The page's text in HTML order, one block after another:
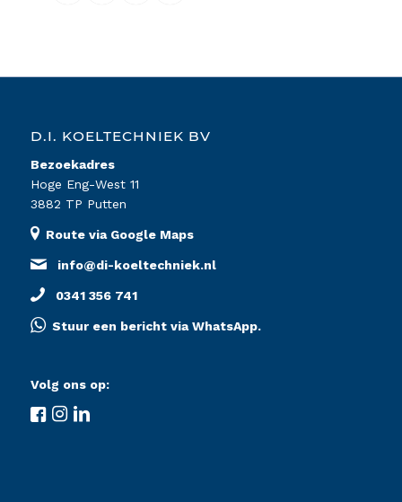
D.I. KOELTECHNIEK BV
Bezoekadres
Hoge Eng-West 11
3882 TP Putten
Route via Google Maps
info@di-koeltechniek.nl
0341 356 741
Stuur een bericht via WhatsApp.
Volg ons op: